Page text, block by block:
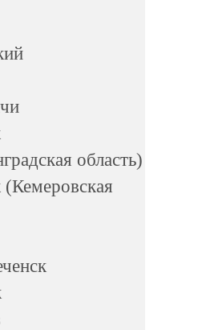
область)
(Кемеровская